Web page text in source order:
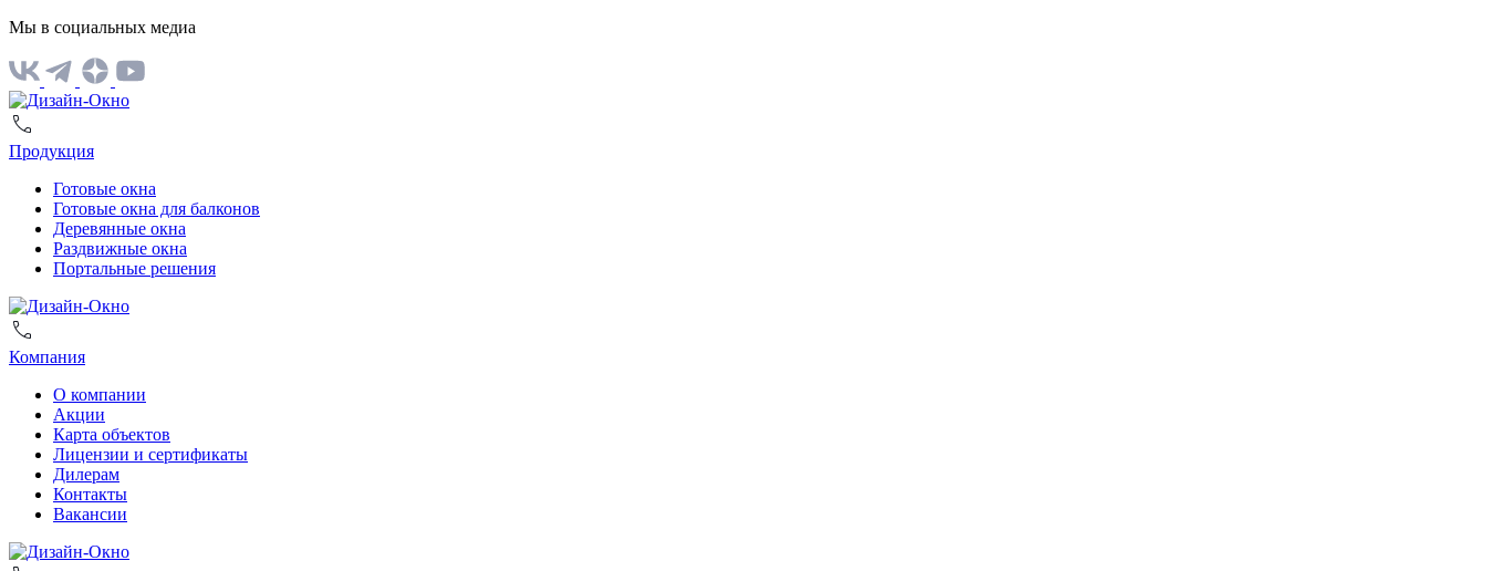
Мы в социальных медиа
Продукция
Готовые окна
Готовые окна для балконов
Деревянные окна
Раздвижные окна
Портальные решения
Компания
О компании
Акции
Карта объектов
Лицензии и сертификаты
Дилерам
Контакты
Вакансии